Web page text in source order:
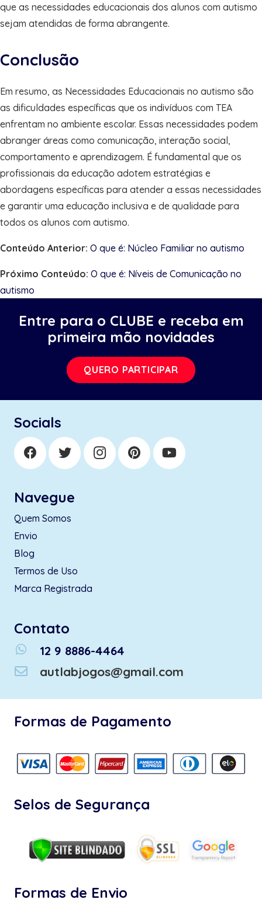
que as necessidades educacionais dos alunos com autismo
sejam atendidas de forma abrangente.
Conclusão
Em resumo, as Necessidades Educacionais no autismo são
as dificuldades específicas que os indivíduos com TEA
enfrentam no ambiente escolar. Essas necessidades podem
abranger áreas como comunicação, interação social,
comportamento e aprendizagem. É fundamental que os
profissionais da educação adotem estratégias e
abordagens específicas para atender a essas necessidades
e garantir uma educação inclusiva e de qualidade para
todos os alunos com autismo.
Conteúdo Anterior: O que é: Núcleo Familiar no autismo
Próximo Conteúdo: O que é: Níveis de Comunicação no
autismo
Entre para o CLUBE e receba em
primeira mão novidades
QUERO PARTICIPAR
Socials
Navegue
Quem Somos
Envio
Blog
Termos de Uso
Marca Registrada
Contato
whatsapp
12 9 8886-4464
autlabjogos@gmail.com
Formas de Pagamento
Selos de Segurança
Formas de Envio